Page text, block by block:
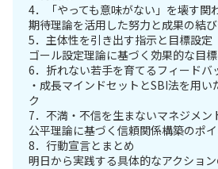
4．「やっても意味がない」を壊す関
期待理論を活用した努力と成果の結
5．主体性を引き出す指示と目標設定
ゴール設定理論に基づく効果的な目
6．折れない若手を育てるフィードバ
・成長マインドセットとSBI法を用
ク
7．不満・不信を生まないマネジメン
公平理論に基づく信頼関係構築のポ
8．行動宣言とまとめ
明日から実践する具体的なアクショ